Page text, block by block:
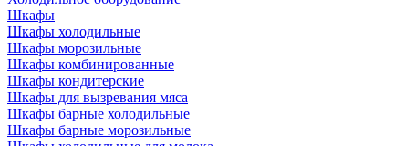
Шкафы
Шкафы холодильные
Шкафы морозильные
Шкафы комбинированные
Шкафы кондитерские
Шкафы для вызревания мяса
Шкафы барные холодильные
Шкафы барные морозильные